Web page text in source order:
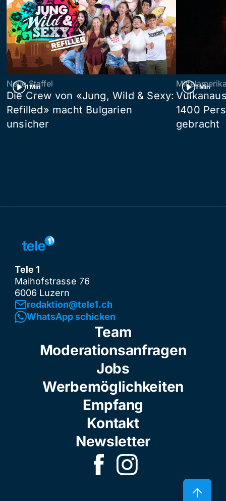
1 Min
Neue Staffel
Die Crew von «Jung, Wild & Sexy:
Refilled» macht Bulgarien
unsicher
1 Min
1400
gebracht
Tele 1
Maihofstrasse 76
6006 Luzern
redaktion@tele1.ch
WhatsApp schicken
Team
Moderationsanfragen
Jobs
Werbemöglichkeiten
Empfang
Kontakt
Newsletter